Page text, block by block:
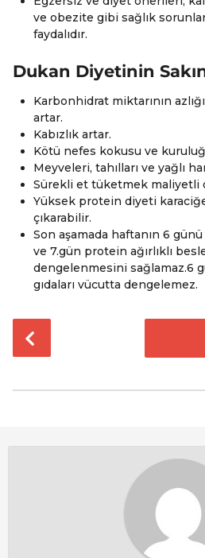
ve obezite gibi sağlık
faydalıdır.
Dukan Diyetinin
Karbonhidrat miktarının
artar.
Kabızlık artar.
Kötü nefes kokusu ve
Meyveleri, tahılları ve yağlı
Sürekli et tüketmek maliyetli
Yüksek protein diyeti
çıkarabilir.
Son aşamada haftanın 6
ve 7.gün protein ağırlıklı
dengelenmesini sağlamaz.6
gıdaları vücutta dengelemez.
o
t